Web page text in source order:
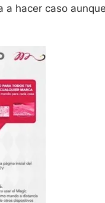
hacer caso